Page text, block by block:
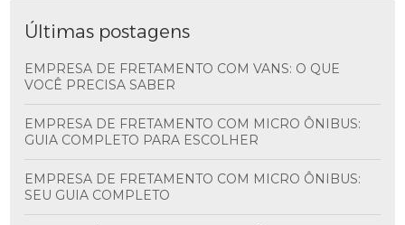
Últimas postagens
EMPRESA DE FRETAMENTO COM VANS: O QUE
VOCÊ PRECISA SABER
EMPRESA DE FRETAMENTO COM MICRO ÔNIBUS:
GUIA COMPLETO PARA ESCOLHER
EMPRESA DE FRETAMENTO COM MICRO ÔNIBUS:
SEU GUIA COMPLETO